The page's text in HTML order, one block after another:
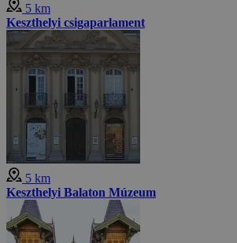
5 km
Keszthelyi csigaparlament
5 km
Keszthelyi Balaton Múzeum